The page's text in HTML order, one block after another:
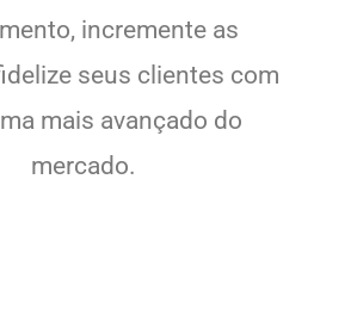
incremente as
seus clientes com
mais avançado do
mercado.